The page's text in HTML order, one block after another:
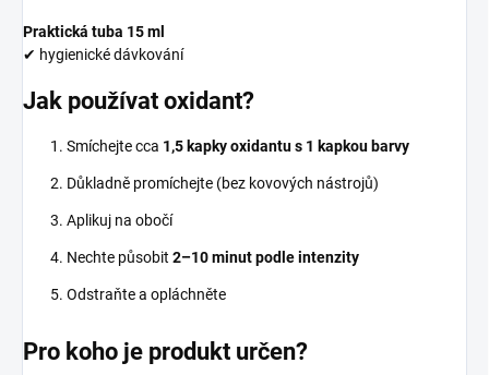
Praktická tuba 15 ml
✔ hygienické dávkování
Jak používat oxidant?
Smíchejte cca 1,5 kapky oxidantu s 1 kapkou barvy
Důkladně promíchejte (bez kovových nástrojů)
Aplikuj na obočí
Nechte působit 2–10 minut podle intenzity
Odstraňte a opláchněte
Pro koho je produkt určen?